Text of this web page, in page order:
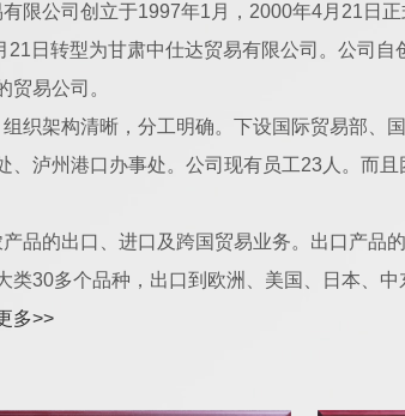
有限公司创立于1997年1月，2000年4月21日
21日转型为甘肃中仕达贸易有限公司。公司自
贸易公司。
织架构清晰，分工明确。下设国际贸易部、
、泸州港口办事处。公司现有员工23人。而
品的出口、进口及跨国贸易业务。出口产品
类30多个品种，出口到欧洲、美国、日本、
多>>